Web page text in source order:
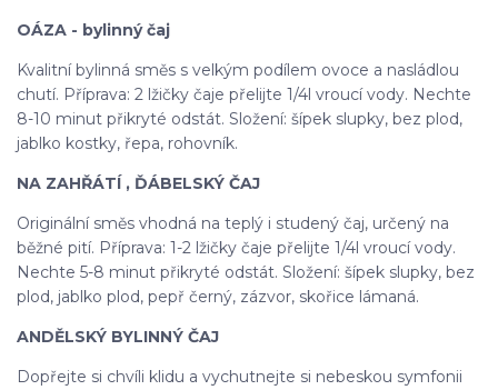
OÁZA - bylinný čaj
Kvalitní bylinná směs s velkým podílem ovoce a nasládlou
chutí. Příprava: 2 lžičky čaje přelijte 1/4l vroucí vody. Nechte
8-10 minut přikryté odstát. Složení: šípek slupky, bez plod,
jablko kostky, řepa, rohovník.
NA ZAHŘÁTÍ , ĎÁBELSKÝ ČAJ
Originální směs vhodná na teplý i studený čaj, určený na
běžné pití. Příprava: 1-2 lžičky čaje přelijte 1/4l vroucí vody.
Nechte 5-8 minut přikryté odstát. Složení: šípek slupky, bez
plod, jablko plod, pepř černý, zázvor, skořice lámaná.
ANDĚLSKÝ BYLINNÝ ČAJ
Dopřejte si chvíli klidu a vychutnejte si nebeskou symfonii